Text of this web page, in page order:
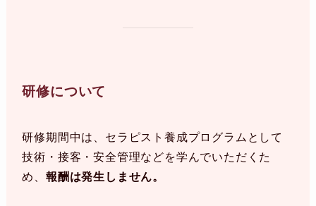
研修について
研修期間中は、セラピスト養成プログラムとして
技術・接客・安全管理などを学んでいただくた
め、 報酬は発生しません。